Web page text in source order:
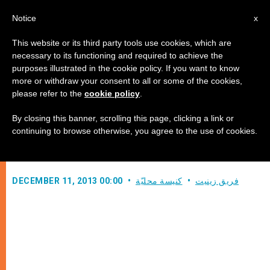
البابا فرنسيس: "ثقافة الإقصاء تميل
DECEMBER 11, 2013 00:00 فريق زينيت كنيسة محليّة
x
Notice
This website or its third party tools use cookies, which are
necessary to its functioning and required to achieve the
purposes illustrated in the cookie policy. If you want to know
more or withdraw your consent to all or some of the cookies,
please refer to the cookie policy
By closing this banner, scrolling this page, clicking a link or
continuing to browse otherwise, you agree to the use of cookies.